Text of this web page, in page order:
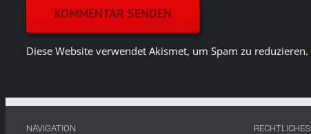
Diese Website verwendet Akismet, um Spam zu reduzieren.
NAVIGATION RECHTLICHES